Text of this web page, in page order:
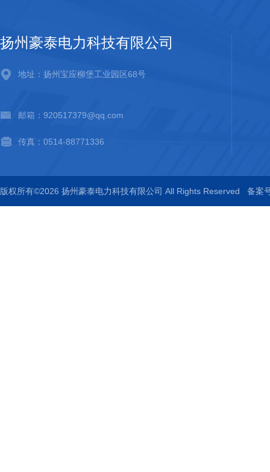
扬州豪泰电力科技有限公司
地址：扬州宝应柳堡工业园区68号
邮箱：920517379@qq.com
传真：0514-88771336
版权所有©2026 扬州豪泰电力科技有限公司 All Rights Reserved 备案